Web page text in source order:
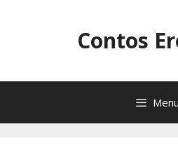
Contos
Menu